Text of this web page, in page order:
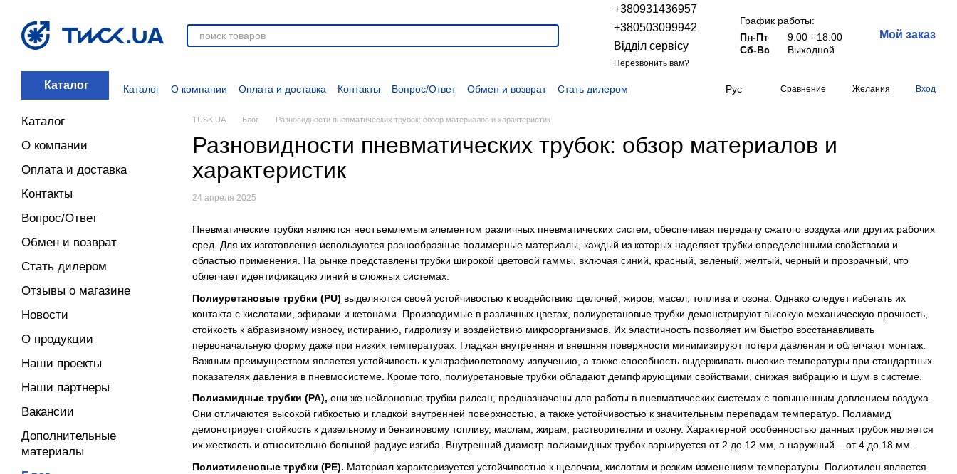
+380931436957
+380503099942
Відділ сервісу
Перезвонить вам?
График работы:
Пн-Пт
9:00 - 18:00
Сб-Вс
Выходной
Мой заказ
Каталог Каталог О компании Оплата и доставка Контакты Вопрос/Ответ Обмен и возврат
Стать дилером
Дополнительные материалы
Блог Политика конфиденциальности Договор оферты
Рус Сравнение Желания Вход
TUSK.UA Блог Разновидности пневматических трубок: обзор материалов и характеристик
Разновидности пневматических трубок: обзор материалов и
характеристик
24 апреля 2025
Пневматические трубки являются неотъемлемым элементом различных пневматических систем, обеспечивая передачу сжатого воздуха или других рабочих
сред. Для их изготовления используются разнообразные полимерные материалы, каждый из которых наделяет трубки определенными свойствами и
областью применения. На рынке представлены трубки широкой цветовой гаммы, включая синий, красный, зеленый, желтый, черный и прозрачный, что
облегчает идентификацию линий в сложных системах.
Полиуретановые трубки (PU) выделяются своей устойчивостью к воздействию щелочей, жиров, масел, топлива и озона. Однако следует избегать их
контакта с кислотами, эфирами и кетонами. Производимые в различных цветах, полиуретановые трубки демонстрируют высокую механическую прочность,
стойкость к абразивному износу, истиранию, гидролизу и воздействию микроорганизмов. Их эластичность позволяет им быстро восстанавливать
первоначальную форму даже при низких температурах. Гладкая внутренняя и внешняя поверхности минимизируют потери давления и облегчают монтаж.
Важным преимуществом является устойчивость к ультрафиолетовому излучению, а также способность выдерживать высокие температуры при стандартных
показателях давления в пневмосистеме. Кроме того, полиуретановые трубки обладают демпфирующими свойствами, снижая вибрацию и шум в системе.
Полиамидные трубки (PA), они же нейлоновые трубки рилсан, предназначены для работы в пневматических системах с повышенным давлением воздуха.
Они отличаются высокой гибкостью и гладкой внутренней поверхностью, а также устойчивостью к значительным перепадам температур. Полиамид
демонстрирует стойкость к дизельному и бензиновому топливу, маслам, жирам, растворителям и озону. Характерной особенностью данных трубок является
их жесткость и относительно большой радиус изгиба. Внутренний диаметр полиамидных трубок варьируется от 2 до 12 мм, а наружный – от 4 до 18 мм.
Полиэтиленовые трубки (PE). Материал характеризуется устойчивостью к щелочам, кислотам и резким изменениям температуры. Полиэтилен является
Каталог
О компании
Оплата и доставка
Контакты
Вопрос/Ответ
Обмен и возврат
Стать дилером
Отзывы о магазине
Новости
О продукции
Наши проекты
Наши партнеры
Вакансии
Дополнительные
материалы